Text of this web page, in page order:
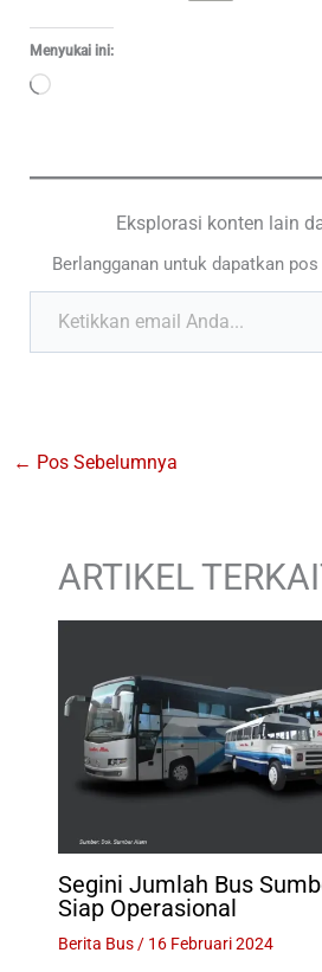
Menyukai ini:
Memuat...
Eksplorasi konten lain
Berlangganan untuk dapatkan
Ketikkan email Anda...
← Pos Sebelumnya
ARTIKEL
Segini Jumlah Bus
Siap Operasional
Berita Bus/ 16 Februari 2024